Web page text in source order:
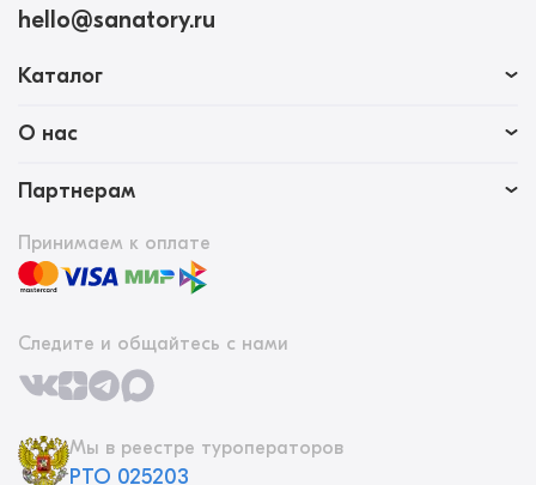
hello@sanatory.ru
Каталог
О нас
Партнерам
Принимаем к оплате
Следите и общайтесь с нами
Мы в реестре туроператоров
РТО 025203